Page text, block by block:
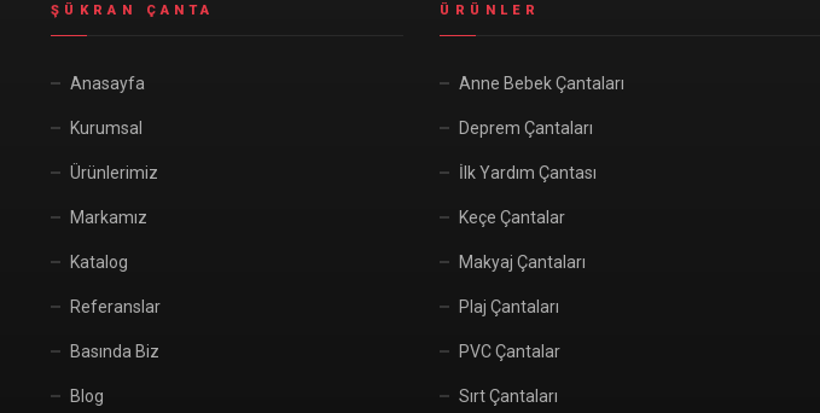
ŞÜKRAN ÇANTA
Anasayfa
Kurumsal
Ürünlerimiz
Markamız
Katalog
Referanslar
Basında Biz
Blog
ÜRÜNLER
Anne Bebek Çantaları
Deprem Çantaları
İlk Yardım Çantası
Keçe Çantalar
Makyaj Çantaları
Plaj Çantaları
PVC Çantalar
Sırt Çantaları